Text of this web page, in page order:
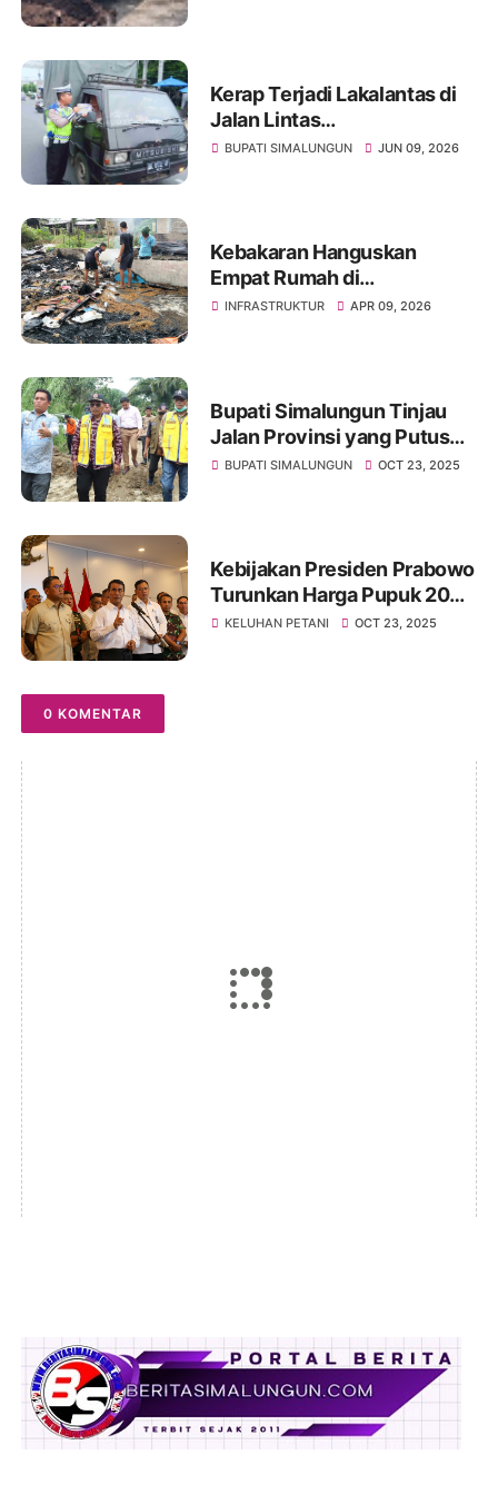
Kerap Terjadi Lakalantas di
Jalan Lintas
Pematangsiantar-
BUPATI SIMALUNGUN JUN 09, 2026
Kebakaran Hanguskan
Empat Rumah di
Simalungun, Kerugian
INFRASTRUKTUR APR 09, 2026
Bupati Simalungun Tinjau
Jalan Provinsi yang Putus
Akibat Longsor di Raya
BUPATI SIMALUNGUN OCT 23, 2025
Kebijakan Presiden Prabowo
Turunkan Harga Pupuk 20%
Pertama Kali dalam Sejarah
KELUHAN PETANI OCT 23, 2025
0 KOMENTAR